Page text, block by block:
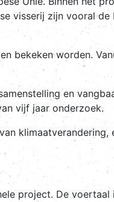
visserij zijn vooral
bekeken worden.
en
vijf jaar onderzoek.
project. De voertaal